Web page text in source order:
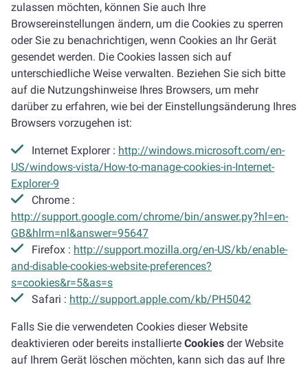
zulassen möchten, können Sie auch Ihre
Browsereinstellungen ändern, um die Cookies zu sperren
oder Sie zu benachrichtigen, wenn Cookies an Ihr Gerät
gesendet werden. Die Cookies lassen sich auf
unterschiedliche Weise verwalten. Beziehen Sie sich bitte
auf die Nutzungshinweise Ihres Browsers, um mehr
darüber zu erfahren, wie bei der Einstellungsänderung Ihres
Browsers vorzugehen ist:
Internet Explorer : http://windows.microsoft.com/en-
US/windows-vista/How-to-manage-cookies-in-Internet-
Explorer-9
Chrome :
http://support.google.com/chrome/bin/answer.py?hl=en-
GB&hlrm=nl&answer=95647
Firefox : http://support.mozilla.org/en-US/kb/enable-
and-disable-cookies-website-preferences?
s=cookies&r=5&as=s
Safari : http://support.apple.com/kb/PH5042
Falls Sie die verwendeten Cookies dieser Website
deaktivieren oder bereits installierte Cookies der Website
auf Ihrem Gerät löschen möchten, kann sich das auf Ihre